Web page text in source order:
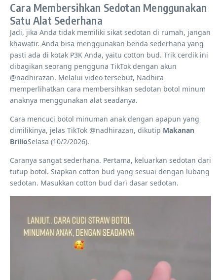
Cara Membersihkan Sedotan Menggunakan
Satu Alat Sederhana
Jadi, jika Anda tidak memiliki sikat sedotan di rumah, jangan
khawatir. Anda bisa menggunakan benda sederhana yang
pasti ada di kotak P3K Anda, yaitu cotton bud. Trik cerdik ini
dibagikan seorang pengguna TikTok dengan akun
@nadhirazan. Melalui video tersebut, Nadhira
memperlihatkan cara membersihkan sedotan botol minum
anaknya menggunakan alat seadanya.
Cara mencuci botol minuman anak dengan apapun yang
dimilikinya, jelas TikTok @nadhirazan, dikutip Makanan
BrilioSelasa (10/2/2026).
Caranya sangat sederhana. Pertama, keluarkan sedotan dari
tutup botol. Siapkan cotton bud yang sesuai dengan lubang
sedotan. Masukkan cotton bud dari dasar sedotan.